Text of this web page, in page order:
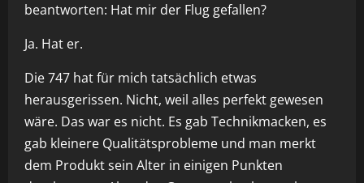
beantworten: Hat mir der Flug gefallen?
Ja. Hat er.
Die 747 hat für mich tatsächlich etwas
herausgerissen. Nicht, weil alles perfekt gewesen
wäre. Das war es nicht. Es gab Technikmacken, es
gab kleinere Qualitätsprobleme und man merkt
dem Produkt sein Alter in einigen Punkten